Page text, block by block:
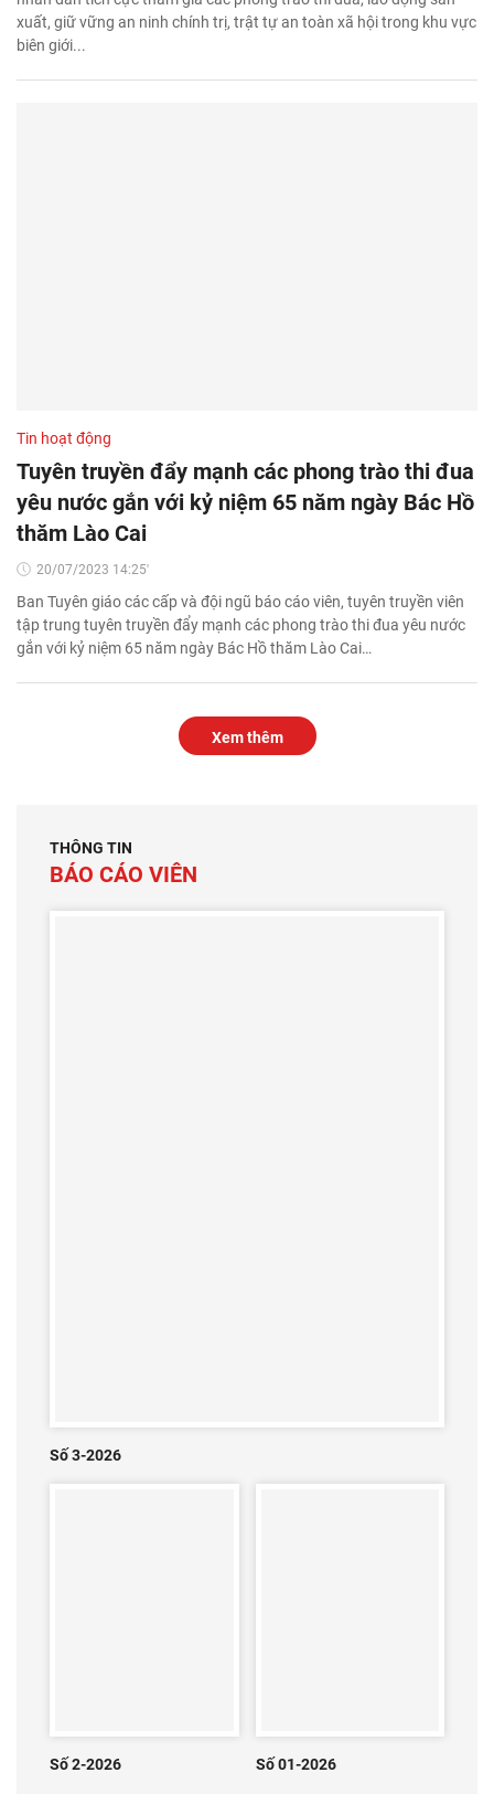
xuất, giữ vững an ninh chính trị, trật tự an toàn xã hội trong khu vực
biên giới...
Tin hoạt động
Tuyên truyền đẩy mạnh các phong trào thi đua
yêu nước gắn với kỷ niệm 65 năm ngày Bác Hồ
thăm Lào Cai
20/07/2023 14:25'
Ban Tuyên giáo các cấp và đội ngũ báo cáo viên, tuyên truyền viên
tập trung tuyên truyền đẩy mạnh các phong trào thi đua yêu nước
gắn với kỷ niệm 65 năm ngày Bác Hồ thăm Lào Cai…
Xem thêm
THÔNG TIN
BÁO CÁO VIÊN
Số 3-2026
Số 2-2026 Số 01-2026